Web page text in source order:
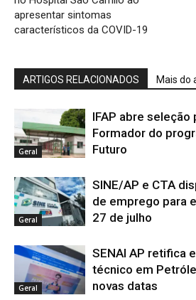
apresentar sintomas
característicos da COVID-19
ARTIGOS RELACIONADOS Mais do
Geral
IFAP abre
Formador do
Futuro
Geral
SINE/AP e CTA
de emprego para
27 de julho
Geral
SENAI AP retifica
técnico em
novas datas